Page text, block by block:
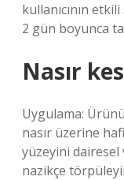
kullanıcının
2 gün boyunca
Nasır
Uygulama:
nasır üzerine
yüzeyini
nazikçe